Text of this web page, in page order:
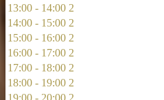
13:00 - 14:00 2
14:00 - 15:00 2
15:00 - 16:00 2
16:00 - 17:00 2
17:00 - 18:00 2
18:00 - 19:00 2
19:00 - 20:00 2